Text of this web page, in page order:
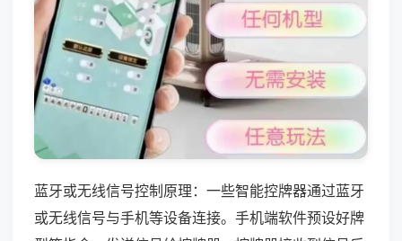
蓝牙或无线信号控制原理：一些智能控牌器通过蓝牙
或无线信号与手机等设备连接。手机端软件预设好牌